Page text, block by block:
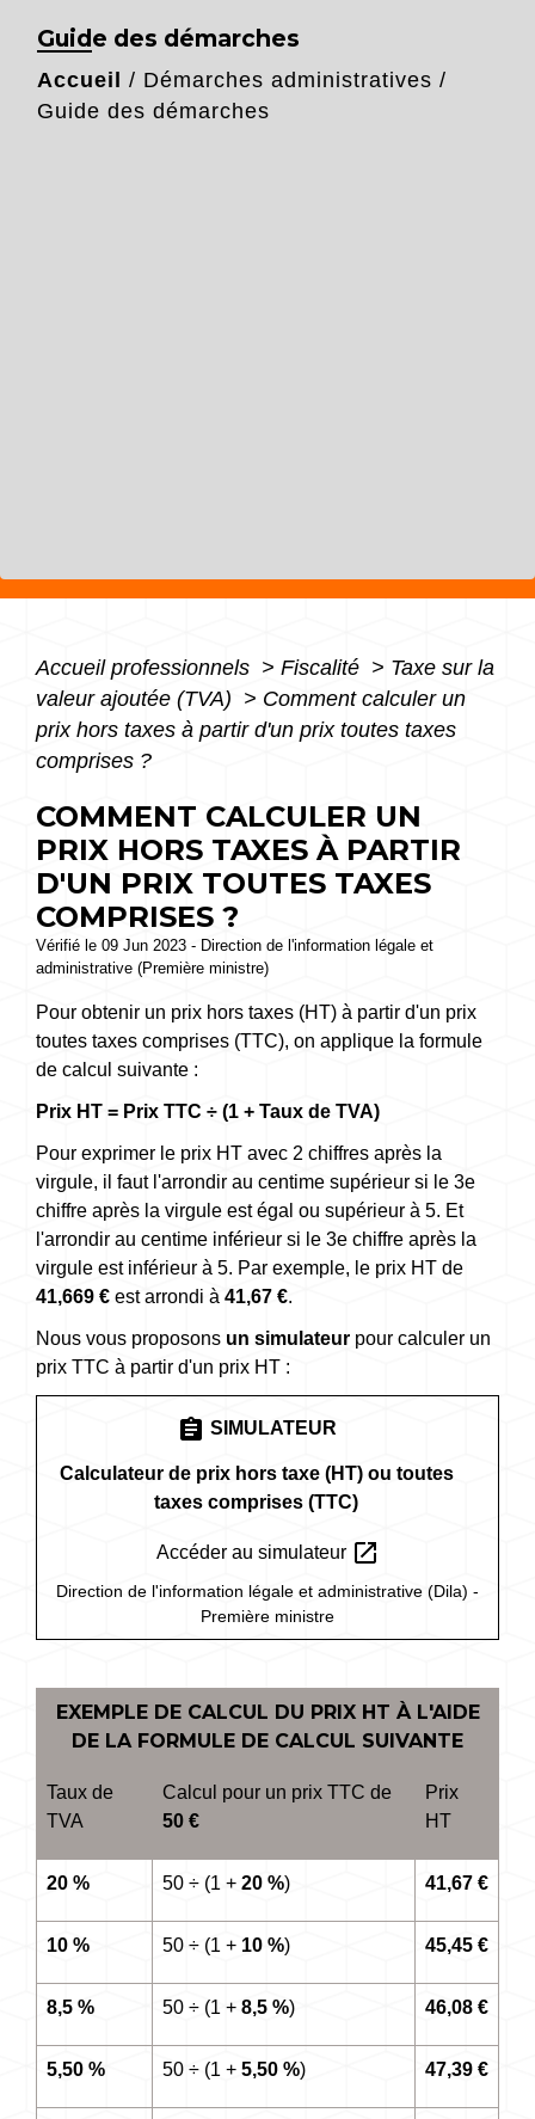
Guide des démarches
Accueil / Démarches administratives /
Guide des démarches
Accueil professionnels > Fiscalité > Taxe sur la
valeur ajoutée (TVA) > Comment calculer un
prix hors taxes à partir d'un prix toutes taxes
comprises ?
COMMENT CALCULER UN
PRIX HORS TAXES À PARTIR
D'UN PRIX TOUTES TAXES
COMPRISES ?
Vérifié le 09 Jun 2023 - Direction de l'information légale et
administrative (Première ministre)
Pour obtenir un prix hors taxes (HT) à partir d'un prix
toutes taxes comprises (TTC), on applique la formule
de calcul suivante :
Prix HT = Prix TTC ÷ (1 + Taux de TVA)
Pour exprimer le prix HT avec 2 chiffres après la
virgule, il faut l'arrondir au centime supérieur si le 3e
chiffre après la virgule est égal ou supérieur à 5. Et
l'arrondir au centime inférieur si le 3e chiffre après la
virgule est inférieur à 5. Par exemple, le prix HT de
41,669 € est arrondi à 41,67 €.
Nous vous proposons un simulateur pour calculer un
prix TTC à partir d'un prix HT :
assignment SIMULATEUR
Calculateur de prix hors taxe (HT) ou toutes
taxes comprises (TTC)
Accéder au simulateur open_in_new
Direction de l'information légale et administrative (Dila) -
Première ministre
EXEMPLE DE CALCUL DU PRIX HT À L'AIDE
DE LA FORMULE DE CALCUL SUIVANTE
Taux de
TVA
Calcul pour un prix TTC de
50 €
Prix
HT
20 % 50 ÷ (1 + 20 %) 41,67 €
10 % 50 ÷ (1 + 10 %) 45,45 €
8,5 % 50 ÷ (1 + 8,5 %) 46,08 €
5,50 % 50 ÷ (1 + 5,50 %) 47,39 €